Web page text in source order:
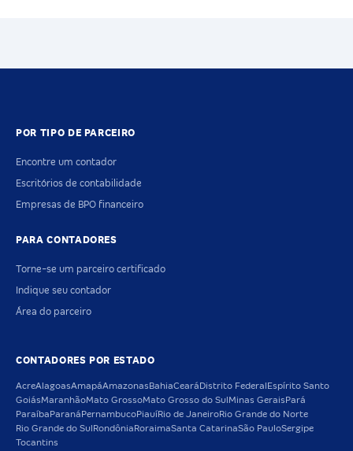
POR TIPO DE PARCEIRO
Encontre um contador
Escritórios de contabilidade
Empresas de BPO financeiro
PARA CONTADORES
Torne-se um parceiro certificado
Indique seu contador
Área do parceiro
CONTADORES POR ESTADO
AcreAlagoasAmapáAmazonas BahiaCeará Distrito Federal Espírito Santo
GoiásMaranhãoMato GrossoMato Grosso do Sul Minas Gerais Pará
Paraíba Paraná PernambucoPiauíRio de JaneiroRio Grande do Norte
Rio Grande do Sul Rondônia RoraimaSanta CatarinaSão PauloSergipe
Tocantins